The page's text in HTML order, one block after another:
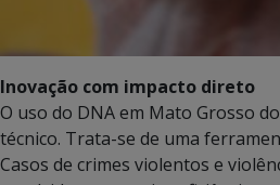
Inovação com impacto direto
O uso do DNA em Mato Grosso
técnico. Trata-se de uma
Casos de crimes violentos e